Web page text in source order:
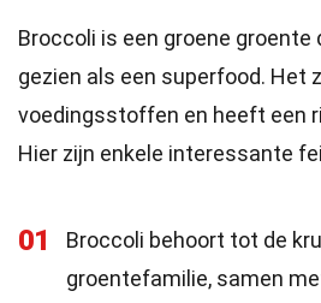
Broccoli is een groene groente
gezien als een superfood. Het
voedingsstoffen en heeft een
Hier zijn enkele interessante
01
Broccoli behoort tot de
groentefamilie, samen